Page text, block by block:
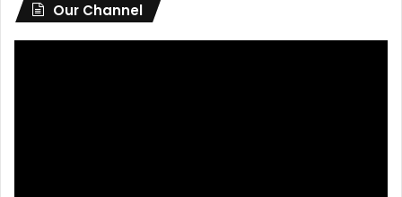
Our Channel